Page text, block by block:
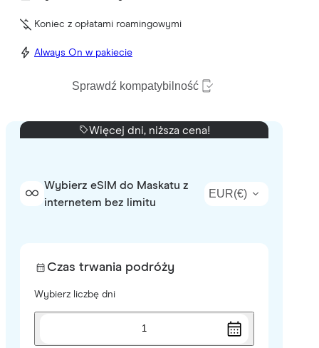
Koniec z opłatami roamingowymi
Always On w pakiecie
Sprawdź kompatybilność
Więcej dni, niższa cena!
Wybierz eSIM do Maskatu z
internetem bez limitu
EUR(€)
Czas trwania podróży
Wybierz liczbę dni
1